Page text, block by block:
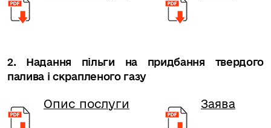
2. Надання пільги на придбання твердого
палива і скрапленого газу
Опис послуги Заява